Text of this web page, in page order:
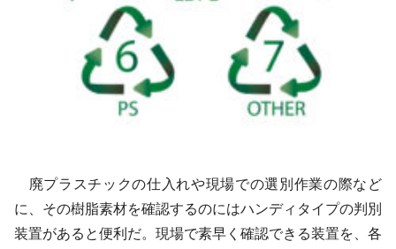
廃プラスチックの仕入れや現場での選別作業の際など
に、その樹脂素材を確認するのにはハンディタイプの判別
装置があると便利だ。現場で素早く確認できる装置を、各